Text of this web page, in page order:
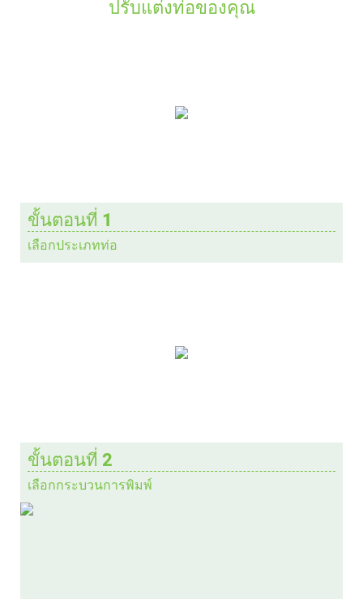
ปรับแต่งท่อของคุณ
ขั้นตอนที่ 1
เลือกประเภทท่อ
ขั้นตอนที่ 2
เลือกกระบวนการพิมพ์